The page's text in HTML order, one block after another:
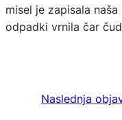
misel je zapisala
odpadki vrnila čar
Naslednja